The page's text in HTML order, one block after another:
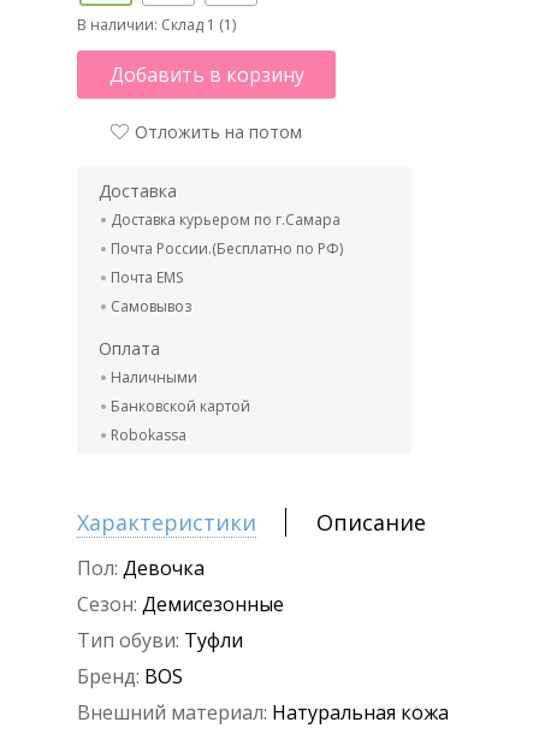
В наличии: Склад 1 (1)
Добавить в корзину
Отложить на потом
Доставка
Доставка курьером по г.Самара
Почта России.(Бесплатно по РФ)
Почта EMS
Самовывоз
Оплата
Наличными
Банковской картой
Robokassa
Характеристики Описание
Пол: Девочка
Сезон: Демисезонные
Тип обуви: Туфли
Бренд: BOS
Внешний материал: Натуральная кожа